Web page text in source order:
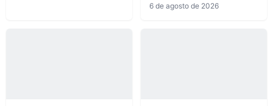
6 de agosto de 2026